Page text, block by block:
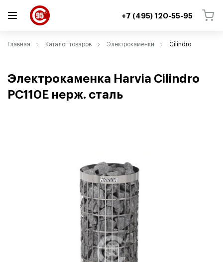
+7 (495) 120-55-95
Главная Каталог товаров Электрокаменки Cilindro
Электрокаменка Harvia Cilindro
PC110E нерж. сталь
ВЕРНУТЬСЯ
ВЕРНУТЬСЯ